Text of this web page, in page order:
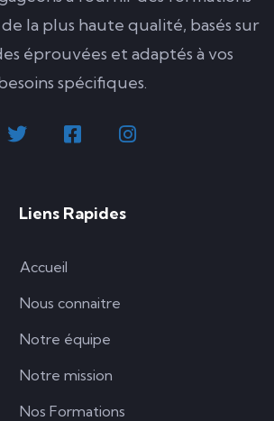
la plus haute qualité, basés sur
éprouvées et adaptés à vos
spécifiques.
Liens Rapides
Accueil
Nous connaitre
Notre équipe
Notre mission
Nos Formations